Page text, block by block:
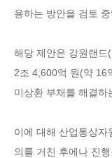
용하는 방안을 검토 중
해당 제안은 강원랜드
2조 4,600억 원(약 16
미상환 부채를 해결하
이에 대해 산업통상자
의를 거친 후에나 진